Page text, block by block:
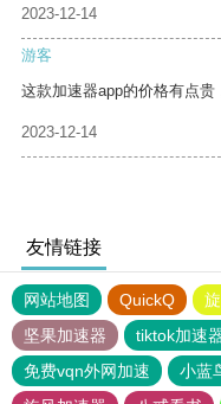
2023-12-14
游客
这款加速器app的价格有点贵
2023-12-14
友情链接
网站地图 QuickQ
坚果加速器
tiktok加速
免费vqn外网加速
小蓝